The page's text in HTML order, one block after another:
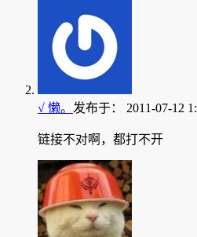
√ 懒。 发布于： 2011-07-12
链接不对啊，都打不开